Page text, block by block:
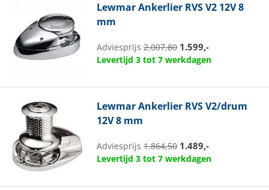
LewmarAnkerlier RVS V2 12V 8
mm
Adviesprijs2.007,80 1.599,-
Levertijd 3 tot 7 werkdagen
LewmarAnkerlier RVS V2/drum
12V 8 mm
Adviesprijs1.864,50 1.489,-
Levertijd 3 tot 7 werkdagen